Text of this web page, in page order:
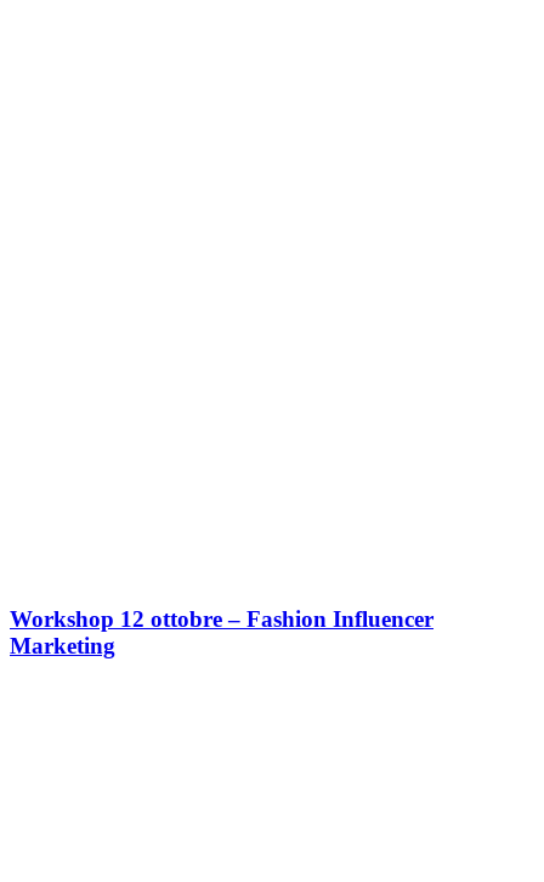
Workshop 12 ottobre – Fashion Influencer
Marketing